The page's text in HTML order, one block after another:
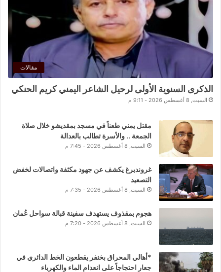
مقالات
الذكرى السنوية الأولى لرحيل الشاعر اليمني كريم الحنكي
السبت, 8 أغسطس 2026 - 9:11 م
مقتل يمني طعناً في مسجد بمقديشو خلال صلاة
الجمعة .. والأسرة تطالب بالعدالة
السبت, 8 أغسطس 2026 - 7:45 م
غروندبرغ يكشف عن جهود مكثفة واتصالات لخفض
التصعيد
السبت, 8 أغسطس 2026 - 7:35 م
هجوم بمقذوف يستهدف سفينة قبالة سواحل عُمان
السبت, 8 أغسطس 2026 - 7:20 م
*أهالي المحراق بخنفر يقطعون الخط الدائري في
جعار احتجاجاً على انعدام الماء والكهرباء